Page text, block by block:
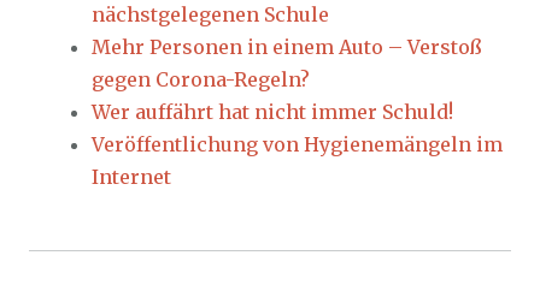
nächstgelegenen Schule
Mehr Personen in einem Auto – Verstoß
gegen Corona-Regeln?
Wer auffährt hat nicht immer Schuld!
Veröffentlichung von Hygienemängeln im
Internet